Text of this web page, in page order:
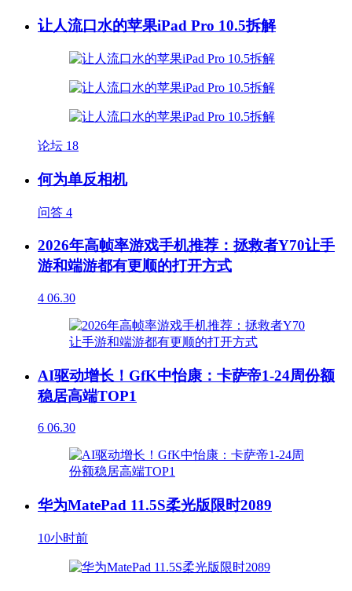
让人流口水的苹果iPad Pro 10.5拆解
论坛 18
何为单反相机
问答 4
2026年高帧率游戏手机推荐：拯救者Y70让手
游和端游都有更顺的打开方式
4 06.30
AI驱动增长！GfK中怡康：卡萨帝1-24周份额
稳居高端TOP1
6 06.30
华为MatePad 11.5S柔光版限时2089
10小时前